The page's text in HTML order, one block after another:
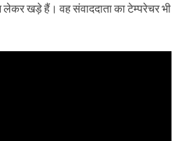
खड़े हैं। वह संवाददाता का टेम्परेचर भी